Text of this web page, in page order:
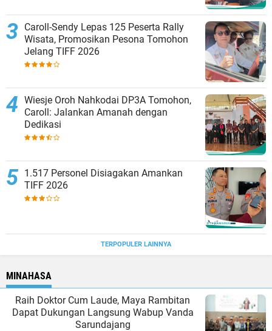
Caroll-Sendy Lepas 125 Peserta Rally
Wisata, Promosikan Pesona Tomohon
Jelang TIFF 2026
Wiesje Oroh Nahkodai DP3A Tomohon,
Caroll: Jalankan Amanah dengan
Dedikasi
1.517 Personel Disiagakan Amankan
TIFF 2026
TERPOPULER LAINNYA
MINAHASA
Raih Doktor Cum Laude, Maya Rambitan
Dapat Dukungan Langsung Wabup Vanda
Sarundajang